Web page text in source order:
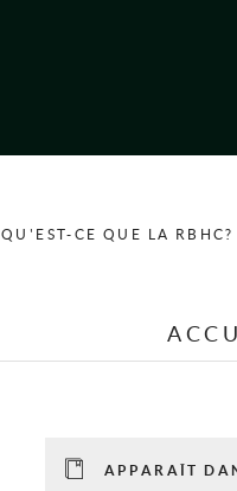
QU'EST-CE QUE LA RBHC?
APPARAÎT